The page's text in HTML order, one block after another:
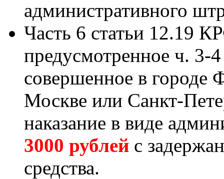
административного
Часть 6 статьи 12.19
предусмотренное ч. 3-
совершенное в городе
Москве или Санкт-
наказание в виде
3000 рублей с
средства.